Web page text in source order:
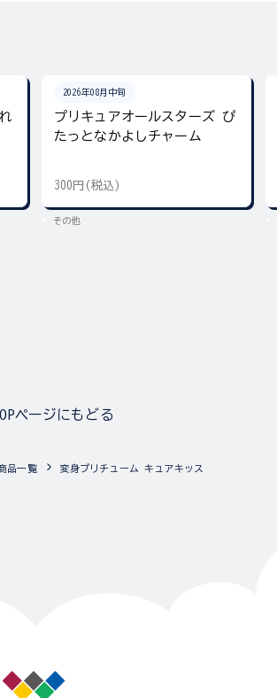
2026年08月中旬
プリキュアオールスターズ ぴ
たっとなかよしチャーム
300円(税込)
その他
ページにもどる
品一覧 変身プリチューム キュアキッス